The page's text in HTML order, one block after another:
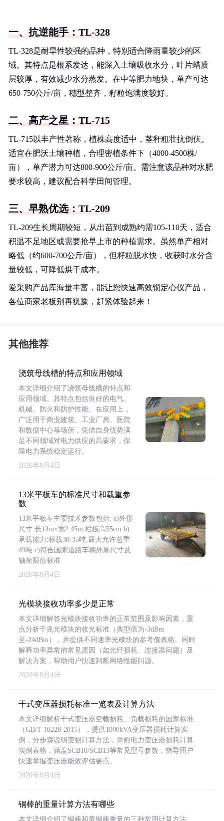
一、抗逆能手：TL-328
TL-328是耐旱性较强的品种，特别适合降雨量较少的区
域。其特点是根系发达，能深入土壤吸收水分，叶片蜡质
层较厚，有效减少水分蒸发。在中等肥力地块，单产可达
650-750公斤/亩，穗型整齐，籽粒饱满度较好。
二、高产之星：TL-715
TL-715以丰产性著称，植株高度适中，茎秆粗壮抗倒伏。
适宜在肥沃土壤种植，合理密植条件下（4000-4500株/
亩），单产潜力可达800-900公斤/亩。需注意该品种对水肥
要求较高，建议配合科学田间管理。
三、早熟优选：TL-209
TL-209生长周期较短，从出苗到成熟约需105-110天，适合
积温不足地区或需要抢早上市的种植需求。虽然单产相对
略低（约600-700公斤/亩），但籽粒脱水快，收获时水分含
量较低，可降低烘干成本。
爱采购产品库海量丰富，能让您快速高效锁定心仪产品，
各位商家老板别再犹豫，赶紧体验起来！
其他推荐
浇筑母线槽的特点和应用领域
本文详细介绍了浇筑母线槽的特点和
应用领域。其特点包括良好的电气、
机械、防火和防护性能。在应用上，
广泛用于商业建筑、工业厂房、医院
和数据中心等场所，凭借自身优势满
足不同领域对电力供应的高要求，保
障电力系统稳定运行。
2026年8月4日
13米平板车的标准尺寸和载重参
数
13米平板车主要技术参数包括: a)外形
尺寸:长13m×宽2.45m,栏板高55cm b)
承载能力:标载30-35吨,最大允许总重
49吨 c)符合国家道路车辆外廓尺寸及
轴荷限值标准
2026年8月4日
光模块接收功率多少是正常
本文详细解答光模块接收功率的正常范围及影响因素，重
点分析千兆光模块的收光标准（典型值为-3dBm
至-24dBm），并提供不同速率光模块的参考值表格。同时
解释功率异常的常见原因（如光纤损耗、连接器问题）及
解决方案，帮助用户快速判断网络性能问题。
2026年8月4日
干式变压器损耗标准一览表及计算方法
本文详细解析干式变压器空载损耗、负载损耗的国家标准
（GB/T 10228-2015），提供1000kVA变压器损耗计算实
例，分步骤说明变损计算方法，并附电力变压器损耗计算
实例表格，涵盖SCB10/SCB13等常见型号参数，指导用户
快速掌握变压器能效评估要点。
2026年8月4日
铜棒的重量计算方法有哪些
本文详细介绍了铜棒和黄铜棒重量的三种常用计算方法